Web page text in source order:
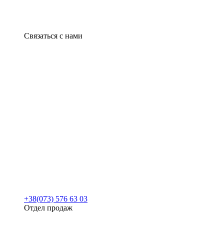
Связаться с нами
+38(073) 576 63 03
Отдел продаж